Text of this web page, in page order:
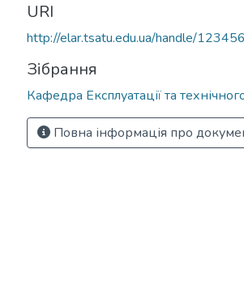
URI
http://elar.tsatu.edu.ua/handle/
Зібрання
Кафедра Експлуатації та
Повна інформація про